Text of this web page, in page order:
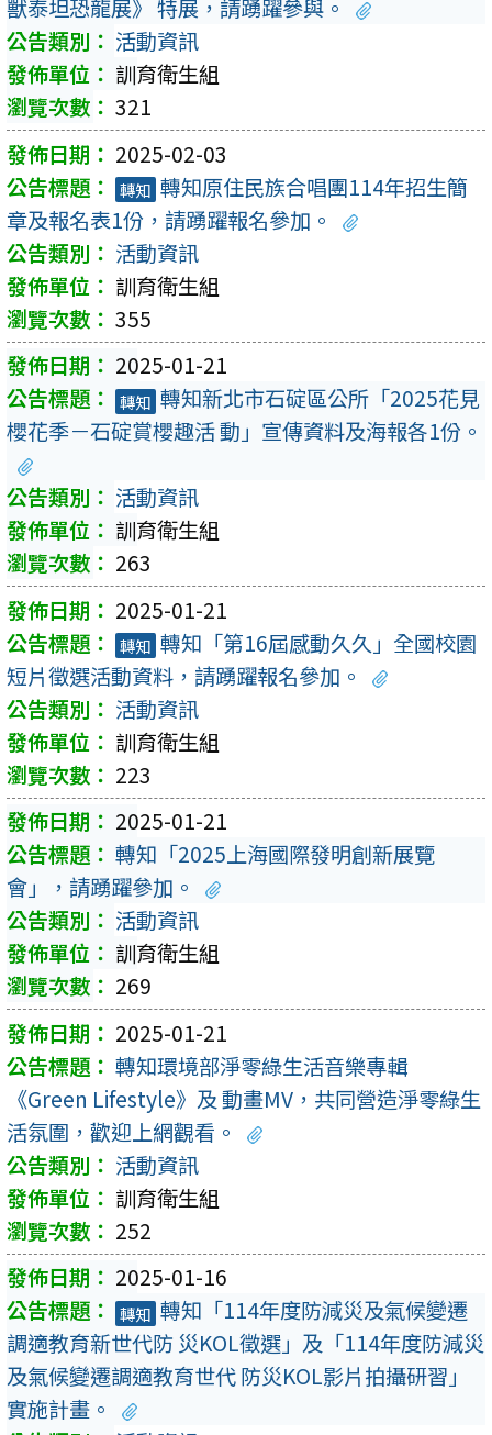
獸泰坦恐龍展》 特展，請踴躍參與。
活動資訊
訓育衛生組
321
2025-02-03
轉知 轉知原住民族合唱團114年招生簡
章及報名表1份，請踴躍報名參加。
活動資訊
訓育衛生組
355
2025-01-21
轉知 轉知新北市石碇區公所「2025花見
櫻花季－石碇賞櫻趣活 動」宣傳資料及海報各1份。
活動資訊
訓育衛生組
263
2025-01-21
轉知 轉知「第16屆感動久久」全國校園
短片徵選活動資料，請踴躍報名參加。
活動資訊
訓育衛生組
223
2025-01-21
轉知「2025上海國際發明創新展覽
會」，請踴躍參加。
活動資訊
訓育衛生組
269
2025-01-21
轉知環境部淨零綠生活音樂專輯
《Green Lifestyle》及 動畫MV，共同營造淨零綠生
活氛圍，歡迎上網觀看。
活動資訊
訓育衛生組
252
2025-01-16
轉知 轉知「114年度防減災及氣候變遷
調適教育新世代防 災KOL徵選」及「114年度防減災
及氣候變遷調適教育世代 防災KOL影片拍攝研習」
實施計畫。